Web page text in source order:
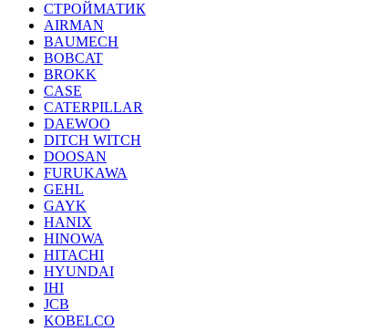
СТРОЙМАТИК
AIRMAN
BAUMECH
BOBCAT
BROKK
CASE
CATERPILLAR
DAEWOO
DITCH WITCH
DOOSAN
FURUKAWA
GEHL
GAYK
HANIX
HINOWA
HITACHI
HYUNDAI
IHI
JCB
KOBELCO